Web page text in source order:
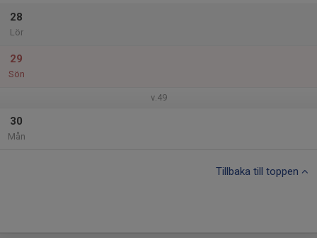
28
Lör
29
Sön
v.49
30
Mån
Tillbaka till toppen